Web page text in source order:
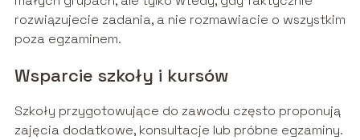
rozwiązujecie zadania, a nie rozmawiacie o wszystkim
poza egzaminem.
Wsparcie szkoły i kursów
Szkoły przygotowujące do zawodu często proponują
zajęcia dodatkowe, konsultacje lub próbne egzaminy.